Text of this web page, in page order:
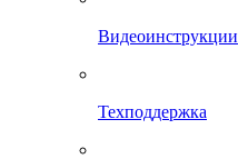
Видеоинструкции
Техподдержка